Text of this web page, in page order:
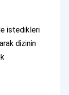
istedikleri
dizinin